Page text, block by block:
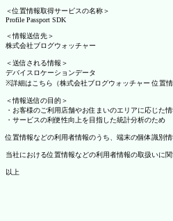
＜位置情報取得サービスの名称＞
Profile Passport SDK
＜情報送信先＞
株式会社ブログウォッチャー
＜送信される情報＞
デバイスロケーションデータ
※詳細はこちら（株式会社ブログウォッチャー 位置情
＜情報送信の目的＞
・お客様のご利用店舗やお住まいのエリアに応じた
・サービスの利便性向上を目指した統計分析のため
位置情報などの利用者情報のうち、端末の個体識別
当社における位置情報などの利用者情報の取扱いに
以上